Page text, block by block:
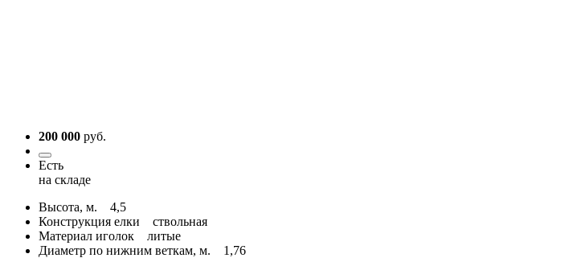
200 000 руб.
Есть
на складе
Высота, м. 4,5
Конструкция елки ствольная
Материал иголок литые
Диаметр по нижним веткам, м. 1,76